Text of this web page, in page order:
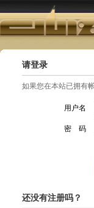
请登录
如果您在本站已拥有
用户名
密 码
还没有注册吗？